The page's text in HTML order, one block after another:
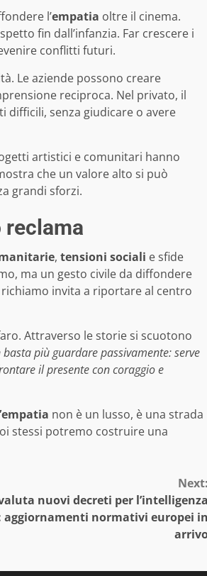
l’empatia oltre il cinema.
fin dall’infanzia. Far crescere i
conflitti futuri.
Le aziende possono creare
reciproca. Nel privato, il
difficili, senza giudicare o avere
artistici e comunitari hanno
che un valore alto si può
grandi sforzi.
reclama
, tensioni sociali e sfide
ma un gesto civile da diffondere
invita a riportare al centro
Attraverso le storie si scuotono
basta più guardare passivamente: serve
il presente con coraggio e
non è un lusso, è una strada
stessi potremo costruire una
nuovi decreti per
normativi europei